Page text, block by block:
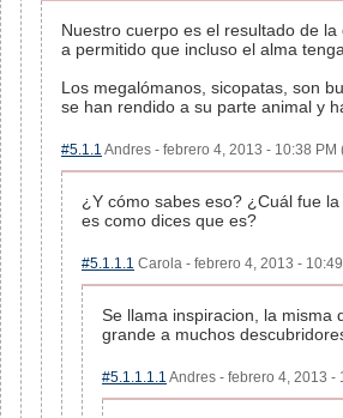
Nuestro cuerpo es el resultado de
a permitido que incluso el alma
Los megalómanos, sicopatas, son
se han rendido a su parte animal y
#5.1.1 Andres - febrero 4, 2013 - 10:38 PM
¿Y cómo sabes eso? ¿Cuál fue
es como dices que es?
#5.1.1.1 Carola - febrero 4, 2013 -
Se llama inspiracion, la misma
grande a muchos
#5.1.1.1.1 Andres - febrero 4, 2013 -